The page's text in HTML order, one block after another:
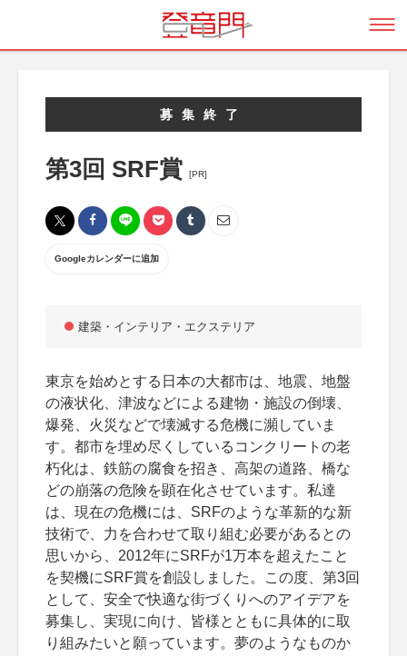
募集終了
第3回 SRF賞 [PR]
Googleカレンダーに追加
建築・インテリア・エクステリア
東京を始めとする日本の大都市は、地震、地盤
の液状化、津波などによる建物・施設の倒壊、
爆発、火災などで壊滅する危機に瀕していま
す。都市を埋め尽くしているコンクリートの老
朽化は、鉄筋の腐食を招き、高架の道路、橋な
どの崩落の危険を顕在化させています。私達
は、現在の危機には、SRFのような革新的な新
技術で、力を合わせて取り組む必要があるとの
思いから、2012年にSRFが1万本を超えたこと
を契機にSRF賞を創設しました。この度、第3回
として、安全で快適な街づくりへのアイデアを
募集し、実現に向け、皆様とともに具体的に取
り組みたいと願っています。夢のようなものか